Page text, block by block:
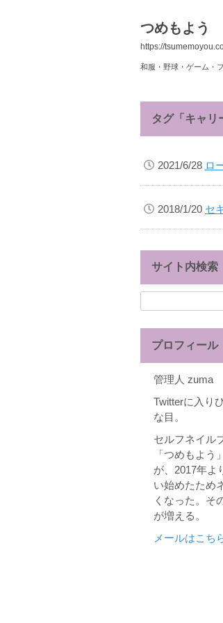
つめもよう
https://
和服・野球・ゲーム・
タグ「キャリ
2021/6/28 ロ
2018/1/20 セ
サイト内検索
索:
プロフィール
管理人 zuma
Twitterに入り
な目。
セルフネイル
「つめもよう
が、2017年よ
い始めたため
くなった。そ
が増える。
メールはこち